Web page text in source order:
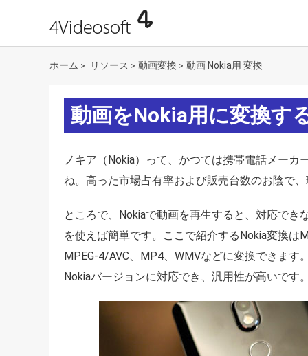
ホーム > リソース > 動画変換 > 動画 Nokia用 変換
動画をNokia用に変換す
ノキア（Nokia）って、かつては携帯電話メー
ね。高った市場占有率および販売台数のお陰で
ところで、Nokiaで動画を再生すると、対応で
を使えば簡単です。ここで紹介するNokia変換は
MPEG-4/AVC、MP4、WMVなどに変換できます
Nokiaバージョンに対応でき、汎用性が高いです